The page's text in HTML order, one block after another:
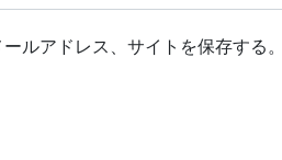
ルアドレス、サイトを保存する。